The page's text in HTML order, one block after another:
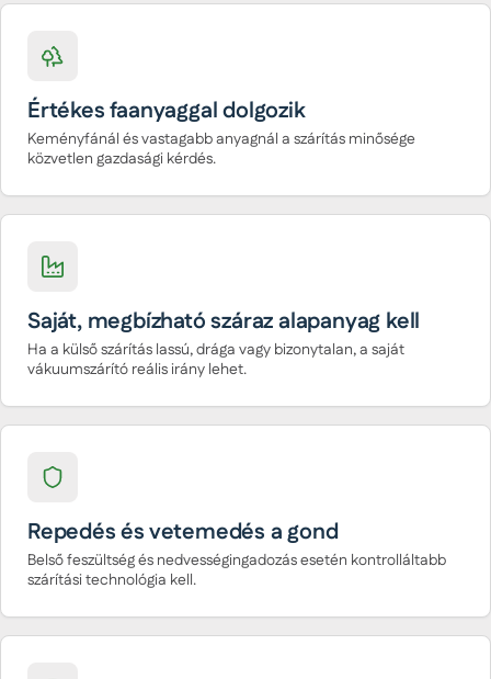
Értékes faanyaggal dolgozik
Keményfánál és vastagabb anyagnál a szárítás minősége
közvetlen gazdasági kérdés.
Saját, megbízható száraz alapanyag kell
Ha a külső szárítás lassú, drága vagy bizonytalan, a saját
vákuumszárító reális irány lehet.
Repedés és vetemedés a gond
Belső feszültség és nedvességingadozás esetén kontrolláltabb
szárítási technológia kell.